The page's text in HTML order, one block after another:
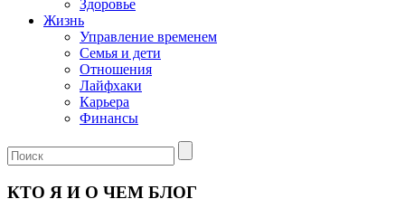
Здоровье
Жизнь
Управление временем
Семья и дети
Отношения
Лайфхаки
Карьера
Финансы
КТО Я И О ЧЕМ БЛОГ